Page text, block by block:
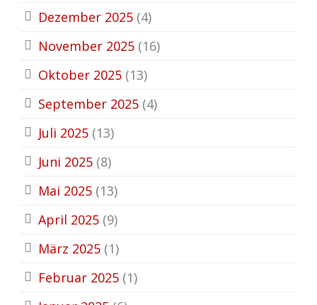
Dezember 2025 (4)
November 2025 (16)
Oktober 2025 (13)
September 2025 (4)
Juli 2025 (13)
Juni 2025 (8)
Mai 2025 (13)
April 2025 (9)
März 2025 (1)
Februar 2025 (1)